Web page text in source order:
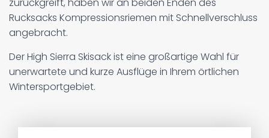
Rucksacks Kompressionsriemen mit Schnellverschluss
angebracht.
Der High Sierra Skisack ist eine großartige Wahl für
unerwartete und kurze Ausflüge in Ihrem örtlichen
Wintersportgebiet.